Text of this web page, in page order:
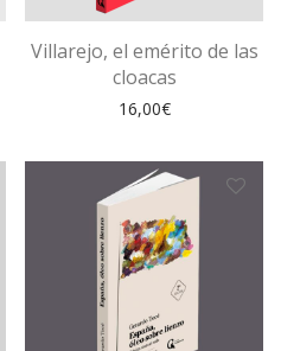
Villarejo, el emérito de las
cloacas
16,00€